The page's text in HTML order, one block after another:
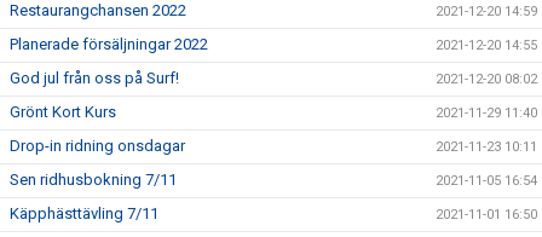
Restaurangchansen 2022 2021-12-20 14:59
Planerade försäljningar 2022 2021-12-20 14:55
God jul från oss på Surf! 2021-12-20 08:02
Grönt Kort Kurs 2021-11-29 11:40
Drop-in ridning onsdagar 2021-11-23 10:11
Sen ridhusbokning 7/11 2021-11-05 16:54
Käpphästtävling 7/11 2021-11-01 16:50